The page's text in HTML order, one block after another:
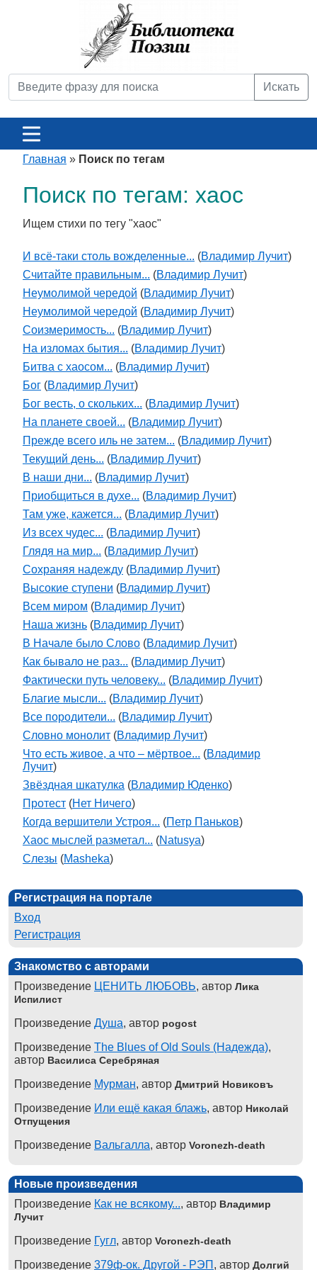
Искать
Главная » Поиск по тегам
Поиск по тегам: хаос
Ищем стихи по тегу "хаос"
И всё-таки столь вожделенные... (Владимир Лучит)
Считайте правильным... (Владимир Лучит)
Неумолимой чередой (Владимир Лучит)
Неумолимой чередой (Владимир Лучит)
Соизмеримость... (Владимир Лучит)
На изломах бытия... (Владимир Лучит)
Битва с хаосом... (Владимир Лучит)
Бог (Владимир Лучит)
Бог весть, о скольких... (Владимир Лучит)
На планете своей... (Владимир Лучит)
Прежде всего иль не затем... (Владимир Лучит)
Текущий день... (Владимир Лучит)
В наши дни... (Владимир Лучит)
Приобщиться в духе... (Владимир Лучит)
Там уже, кажется... (Владимир Лучит)
Из всех чудес... (Владимир Лучит)
Глядя на мир... (Владимир Лучит)
Сохраняя надежду (Владимир Лучит)
Высокие ступени (Владимир Лучит)
Всем миром (Владимир Лучит)
Наша жизнь (Владимир Лучит)
В Начале было Слово (Владимир Лучит)
Как бывало не раз... (Владимир Лучит)
Фактически путь человеку... (Владимир Лучит)
Благие мысли... (Владимир Лучит)
Все породители... (Владимир Лучит)
Словно монолит (Владимир Лучит)
Что есть живое, а что – мёртвое... (Владимир
Лучит)
Звёздная шкатулка (Владимир Юденко)
Протест (Нет Ничего)
Когда вершители Устроя... (Петр Паньков)
Хаос мыслей разметал... (Natusya)
Слезы (Masheka)
Регистрация на портале
Вход
Регистрация
Знакомство с авторами
Произведение ЦЕНИТЬ ЛЮБОВЬ, автор Лика
Испилист
Произведение Душа, автор pogost
Произведение The Blues of Old Souls (Надежда),
автор Василиса Серебряная
Произведение Мурман, автор Дмитрий Новиковъ
Произведение Или ещё какая блажь, автор Николай
Отпущения
Произведение Вальгалла, автор Voronezh-death
Новые произведения
Произведение Как не всякому..., автор Владимир
Лучит
Произведение Гугл, автор Voronezh-death
Произведение 379ф-ок. Другой - РЭП , автор Долгий